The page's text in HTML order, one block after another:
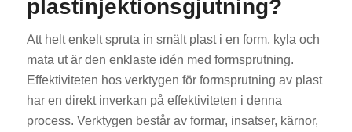
plastinjektionsgjutning?
Att helt enkelt spruta in smält plast i en form, kyla och
mata ut är den enklaste idén med formsprutning.
Effektiviteten hos verktygen för formsprutning av plast
har en direkt inverkan på effektiviteten i denna
process. Verktygen består av formar, insatser, kärnor,